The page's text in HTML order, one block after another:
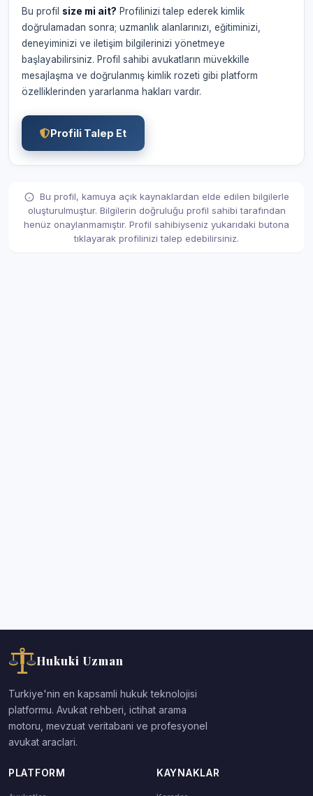
Bu profil size mi ait? Profilinizi talep ederek kimlik
doğrulamadan sonra; uzmanlık alanlarınızı, eğitiminizi,
deneyiminizi ve iletişim bilgilerinizi yönetmeye
başlayabilirsiniz. Profil sahibi avukatların müvekkille
mesajlaşma ve doğrulanmış kimlik rozeti gibi platform
özelliklerinden yararlanma hakları vardır.
Profili Talep Et
Bu profil, kamuya açık kaynaklardan elde edilen bilgilerle
oluşturulmuştur. Bilgilerin doğruluğu profil sahibi tarafından
henüz onaylanmamıştır. Profil sahibiyseniz yukarıdaki butona
tıklayarak profilinizi talep edebilirsiniz.
Hukuki Uzman
Turkiye'nin en kapsamli hukuk teknolojisi
platformu. Avukat rehberi, ictihat arama
motoru, mevzuat veritabani ve profesyonel
avukat araclari.
PLATFORM KAYNAKLAR